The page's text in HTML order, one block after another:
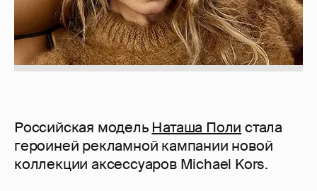
Российская модель Наташа Поли стала
героиней рекламной кампании новой
коллекции аксессуаров Michael Kors.